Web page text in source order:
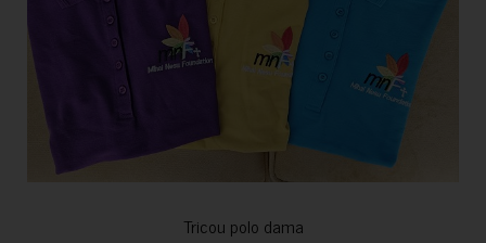
Tricou polo dama